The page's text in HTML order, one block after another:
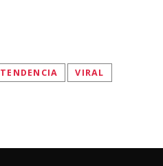
TENDENCIA VIRAL